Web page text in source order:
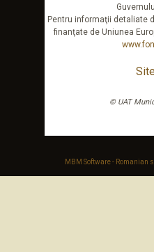
Pentru informaţii detaliate
finanţate de Uniunea
© UAT
MBM Software - Romanian